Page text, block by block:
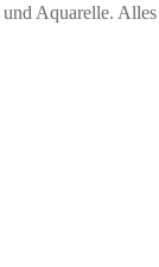
Aquarelle.